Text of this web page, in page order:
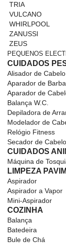
TRIA
VULCANO
WHIRLPOOL
ZANUSSI
ZEUS
PEQUENOS
CUIDADOS
Alisador de Cabelo
Aparador de Barba
Aparador de
Balança W.C.
Depiladora de
Modelador de
Relógio Fitness
Secador de Cabelo
CUIDADOS
Máquina de
LIMPEZA
Aspirador
Aspirador a Vapor
Mini-Aspirador
COZINHA
Balança
Batedeira
Bule de Chá